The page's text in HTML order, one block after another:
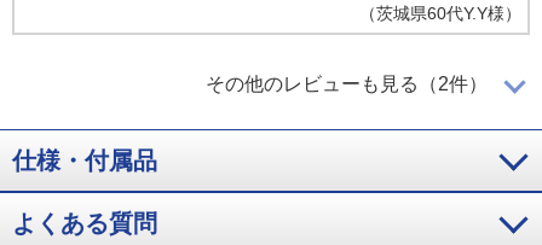
（茨城県60代Y.Y様）
倍速補間機能に満足
以前使用していたテレビには倍速補間機能がついていなかった
ので、画面がな滑らかで見やすくなったと思います。
その他のレビューも見る（2件）
仕様・付属品
よくある質問